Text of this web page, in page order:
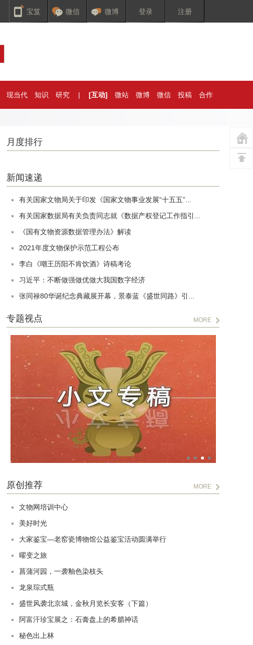
宝笈 微信 微博 登录 注册
现当代 知识 研究 | [互动] 微站 微博 微信 投稿 合作
月度排行
新闻速递
有关国家文物局关于印发《国家文物事业发展“十五五”...
有关国家数据局有关负责同志就《数据产权登记工作指引...
《国有文物资源数据管理办法》解读
2021年度文物保护示范工程公布
李白《嘲王历阳不肯饮酒》诗稿考论
习近平：不断做强做优做大我国数字经济
张同禄80华诞纪念典藏展开幕，景泰蓝《盛世同路》引...
专题视点 MORE
原创推荐 MORE
文物网培训中心
美好时光
大家鉴宝—老窑瓷博物馆公益鉴宝活动圆满举行
曜变之旅
菖蒲河园，一袭釉色染枝头
龙泉琮式瓶
盛世风袭北京城，金秋月览长安客（下篇）
阿富汗珍宝展之：石膏盘上的希腊神话
秘色出上林